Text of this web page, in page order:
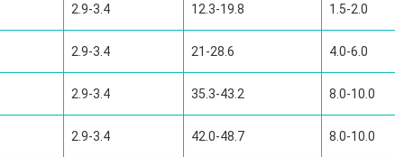
2.9-3.4 12.3-19.8 1.5-2.0
2.9-3.4 21-28.6 4.0-6.0
2.9-3.4 35.3-43.2 8.0-10.0
2.9-3.4 42.0-48.7 8.0-10.0